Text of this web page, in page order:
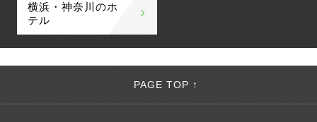
横浜・神奈川のホ
テル
PAGE TOP ↑